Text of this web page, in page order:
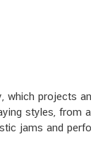
which projects
styles,
jams and